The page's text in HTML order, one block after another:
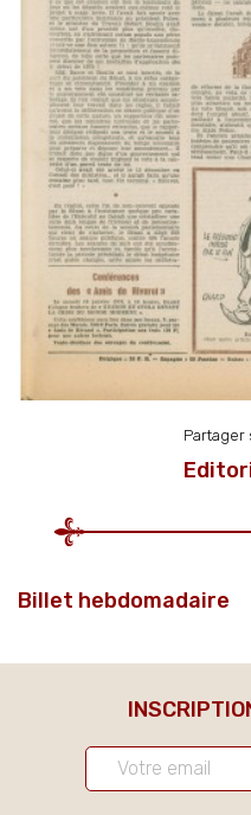
Partager
Billet hebdomadaire